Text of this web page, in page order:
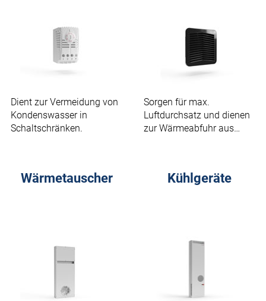
Dient zur Vermeidung von
Kondenswasser in
Schaltschränken.
Sorgen für max.
Luftdurchsatz und dienen
zur Wärmeabfuhr aus
Wärmetauscher Kühlgeräte